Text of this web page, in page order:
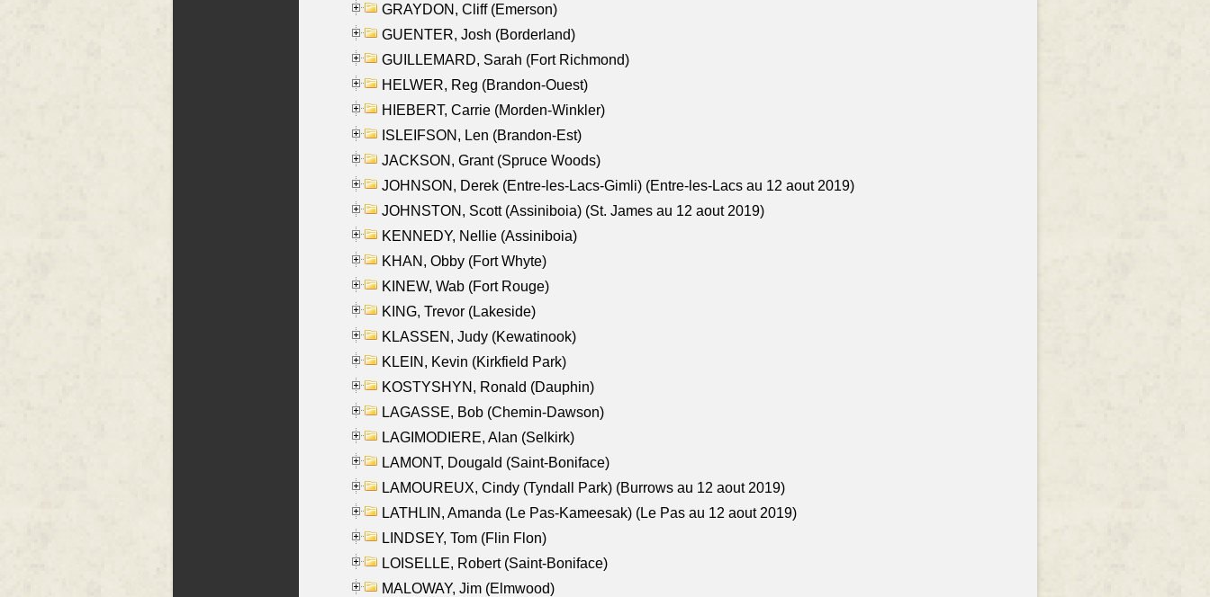
GRAYDON, Cliff (Emerson)
GUENTER, Josh (Borderland)
GUILLEMARD, Sarah (Fort Richmond)
HELWER, Reg (Brandon-Ouest)
HIEBERT, Carrie (Morden-Winkler)
ISLEIFSON, Len (Brandon-Est)
JACKSON, Grant (Spruce Woods)
JOHNSON, Derek (Entre-les-Lacs-Gimli) (Entre-les-Lacs au 12 aout 2019)
JOHNSTON, Scott (Assiniboia) (St. James au 12 aout 2019)
KENNEDY, Nellie (Assiniboia)
KHAN, Obby (Fort Whyte)
KINEW, Wab (Fort Rouge)
KING, Trevor (Lakeside)
KLASSEN, Judy (Kewatinook)
KLEIN, Kevin (Kirkfield Park)
KOSTYSHYN, Ronald (Dauphin)
LAGASSE, Bob (Chemin-Dawson)
LAGIMODIERE, Alan (Selkirk)
LAMONT, Dougald (Saint-Boniface)
LAMOUREUX, Cindy (Tyndall Park) (Burrows au 12 aout 2019)
LATHLIN, Amanda (Le Pas-Kameesak) (Le Pas au 12 aout 2019)
LINDSEY, Tom (Flin Flon)
LOISELLE, Robert (Saint-Boniface)
MALOWAY, Jim (Elmwood)